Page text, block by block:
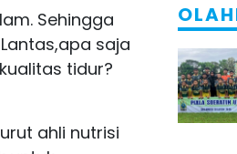
Sehingga
saja
tidur?
ahli nutrisi